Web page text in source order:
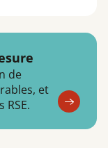
de
et